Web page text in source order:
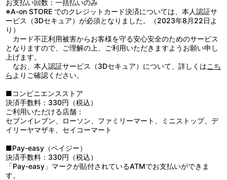
DISC 3: ゆうきまさみ原作 「機動警察パトレイバー」 Vol.3 SONG
COLLECTION INTERMISSION
1. 機動警察パトレイバー／2. 涙のハングルドール／3. 夜の桜／4.
Never So Sweet／5. 栄光の特車隊～特車隊の歌・完璧版～／6. 整
備員の詩／7. SCHAFT!／8. 正義が恋人〜野明（ノア）のバラード
／9. 未来派Lovers
DISC 4: HEADGEAR PRESENTS 「機動警察パトレイバー」 Vol.4
IMAGE SOUNDTRACK ALBUM “INFINITY∞”
1. POLICE FORCE／2. VIRUS／3. SMILE／4. TYPE-XO （ZERO）
／5. アバウトにメランコリー／6. 真夜中の逃走／7. コンテナ・ト
ラック／8. 包囲網／9. ブロッケン／10. レイバーVSレイバー／11.
後藤喜一の事件簿／12. Close to YouDISC 5: HEADGEAR
PRESENTS 「機動警察パトレイバー」 Vol.5 THE MOVIE
ORIGINAL SOUND TRACK ALBUM “INQUEST”1. 夏の嘲笑／2. ヘ
ヴィ・アーマー／3. 暴走事件／4. トマト畑／5. 迫る不安／6. HOS
／7. 虚影の街／8. 政府広報／9. GEGE／10. 共鳴／11. 出撃命令／
12. 海へ／13. 突入／14. ID:666／15. 方舟／16. バベルの崩壊／17.
朝陽の中へ
ト「98イングラム」他を使用した、アクリルパネル2個セット付
き。
お支払い回数：一括払いのみ
※A-on STORE でのクレジットカード決済については、本人認証サ
ービス（3Dセキュア）が必須となりました。（2023年8月22日よ
り）
カード不正利用被害からお客様を守る安心安全のためのサービス
となりますので、ご理解の上、ご利用いただきますようお願い申し
上げます。
なお、本人認証サービス（3Dセキュア）について、詳しくはこち
ら よりご確認ください。
■コンビニエンスストア
決済手数料：330円（税込）
ご利用いただける店舗：
セブンイレブン、ローソン、ファミリーマート、ミニストップ、デ
イリーヤマザキ、セイコーマート
■Pay-easy（ペイジー）
決済手数料：330円（税込）
「Pay-easy」マークが貼付されているATMでお支払いができま
す。